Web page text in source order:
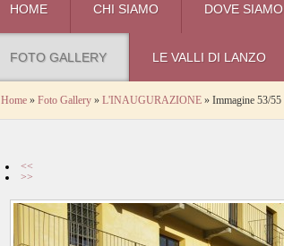
HOME CHI SIAMO DOVE SIAMO
FOTO GALLERY LE VALLI DI LANZO
Home » Foto Gallery » L'INAUGURAZIONE » Immagine 53/55
<<
>>